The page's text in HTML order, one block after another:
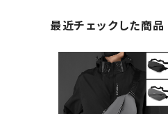
最近チェックした商品